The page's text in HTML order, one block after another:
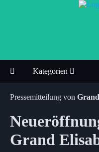
Kategorien
Pressemitteilung von
Grand